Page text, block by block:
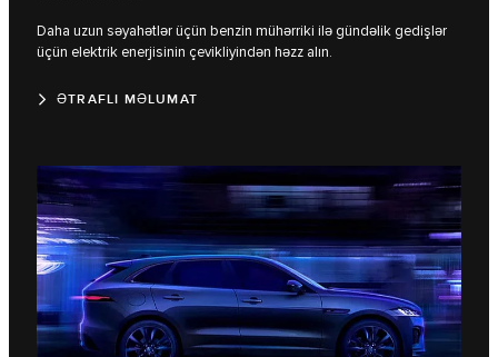
Daha uzun səyahətlər üçün benzin mühərriki ilə gündəlik gedişlər
üçün elektrik enerjisinin çevikliyindən həzz alın.
ƏTRAFLI MƏLUMAT